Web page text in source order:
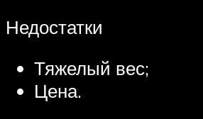
Недостатки
Тяжелый вес;
Цена.